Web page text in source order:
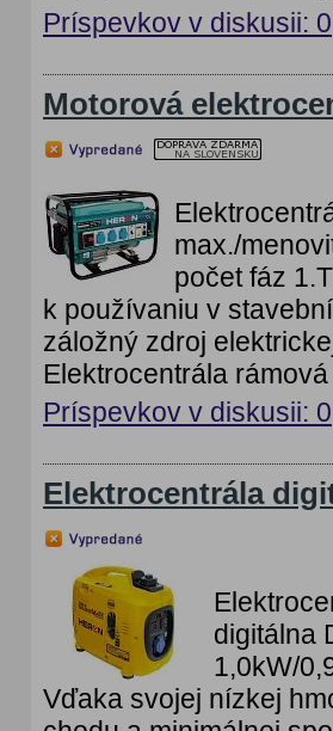
Príspevkov v diskusii: 0
Motorová
max./
počet fáz
k používaniu v
záložný zdroj
Elektrocentrála
Príspevkov v diskusii: 0
Elektrocentrála
digitálna
1,0kW/
Vďaka svojej nízkej